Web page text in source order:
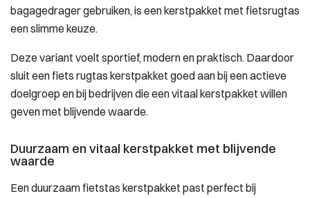
bagagedrager gebruiken, is een kerstpakket met fietsrugtas
een slimme keuze.
Deze variant voelt sportief, modern en praktisch. Daardoor
sluit een fiets rugtas kerstpakket goed aan bij een actieve
doelgroep en bij bedrijven die een vitaal kerstpakket willen
geven met blijvende waarde.
Duurzaam en vitaal kerstpakket met blijvende
waarde
Een duurzaam fietstas kerstpakket past perfect bij